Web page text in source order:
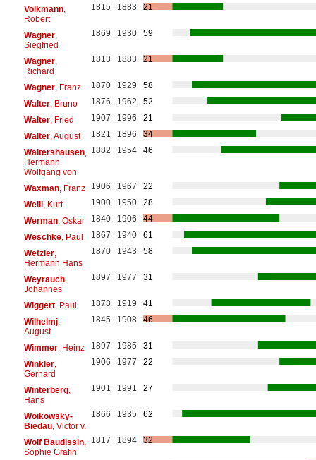
Volkmann,
Robert
1815 1883 21
Wagner,
Siegfried
1869 1930 59
Wagner,
Richard
1813 1883 21
Wagner, Franz 1870 1929
58
Walter, Bruno 1876 1962
52
Walter, Fried 1907 1996
21
Walter, August 1821 1896
34
Waltershausen,
Hermann
Wolfgang von
1882 1954 46
Waxman, Franz 1906 1967
22
Weill, Kurt 1900 1950
28
Werman, Oskar 1840 1906
44
Weschke, Paul 1867 1940
61
Wetzler,
Hermann Hans
1870 1943 58
Weyrauch,
Johannes
1897 1977 31
Wiggert, Paul 1878 1919
41
Wilhelmj,
August
1845 1908 46
Wimmer, Heinz 1897 1985
31
Winkler,
Gerhard
1906 1977 22
Winterberg,
Hans
1901 1991 27
Woikowsky-
Biedau, Victor v.
1866 1935 62
Wolf Baudissin,
Sophie Gräfin
1817 1894 32